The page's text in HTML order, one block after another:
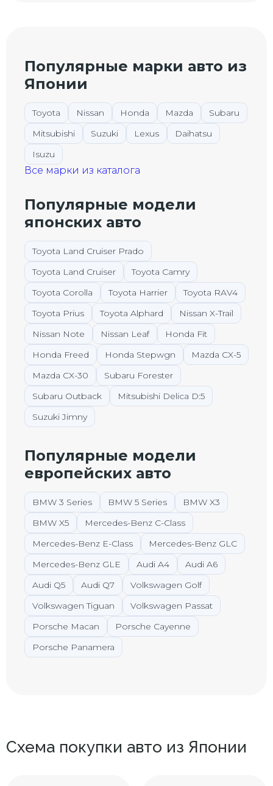
Популярные марки авто из
Японии
Toyota Nissan Honda Mazda
Subaru
Mitsubishi
Suzuki Lexus
Daihatsu
Isuzu
Все марки из каталога
Популярные модели
японских авто
Toyota Land Cruiser Prado
Toyota Land Cruiser
Toyota Camry
Toyota Corolla
Toyota Harrier
Toyota RAV4
Toyota Prius
Toyota Alphard
Nissan X-Trail
Nissan Note
Nissan Leaf
Honda Fit
Honda Freed
Honda Stepwgn
Mazda CX-5
Mazda CX-30
Subaru Forester
Subaru Outback
Mitsubishi Delica D:5
Suzuki Jimny
Популярные модели
европейских авто
BMW 3 Series BMW 5 Series
BMW X3
BMW X5
Mercedes-Benz C-Class
Mercedes-Benz E-Class
Mercedes-Benz GLC
Mercedes-Benz GLE
Audi A4
Audi A6
Audi Q5
Audi Q7
Volkswagen Golf
Volkswagen Tiguan
Volkswagen Passat
Porsche Macan
Porsche Cayenne
Porsche Panamera
Схема покупки авто из Японии